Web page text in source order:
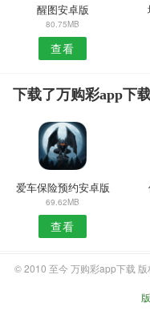
醒图安卓版
80.75MB
查看
下载了万购彩app下
爱车保险预约安卓版
69.62MB
查看
© 2010 至今 万购彩app下载